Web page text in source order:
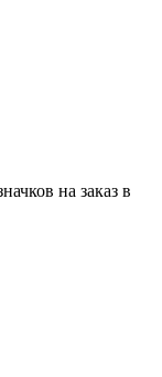
на заказ в